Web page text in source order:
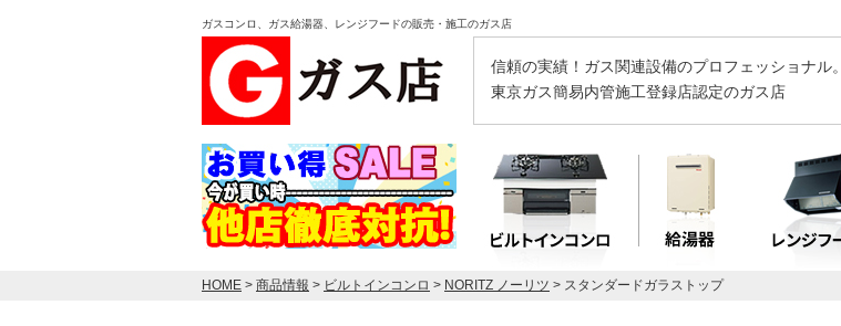
ガスコンロ、ガス給湯器、レンジフードの販売・施工のガス店
信頼の実績！ガス関連設備のプロフェッショナル。
東京ガス簡易内管施工登録店認定のガス店
HOME > 商品情報 > ビルトインコンロ > NORITZ ノーリツ > スタンダードガラストップ